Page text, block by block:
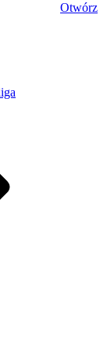
Otwórz